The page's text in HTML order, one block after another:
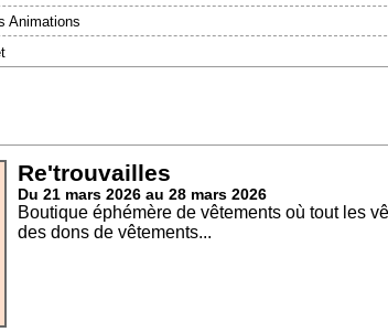
Animations
Re'trouvailles
Du 21 mars 2026 au 28 mars 2026
Boutique éphémère de vêtements où tout les
des dons de vêtements...